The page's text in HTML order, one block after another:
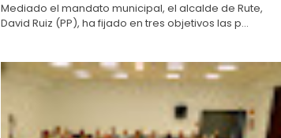
Mediado el mandato municipal, el alcalde de Rute,
David Ruiz (PP), ha fijado en tres objetivos las p...